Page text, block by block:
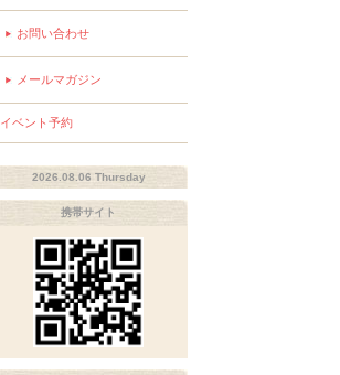
お問い合わせ
メールマガジン
イベント予約
2026.08.06 Thursday
携帯サイト